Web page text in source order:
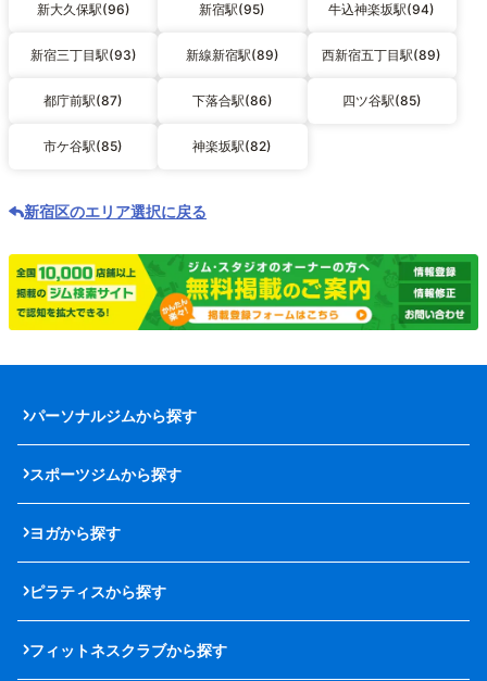
新大久保駅(96) 新宿駅(95) 牛込神楽坂駅(94)
新宿三丁目駅(93) 新線新宿駅(89) 西新宿五丁目駅(89)
都庁前駅(87) 下落合駅(86) 四ツ谷駅(85)
市ケ谷駅(85) 神楽坂駅(82)
新宿区のエリア選択に戻る
パーソナルジムから探す
スポーツジムから探す
ヨガから探す
ピラティスから探す
フィットネスクラブから探す